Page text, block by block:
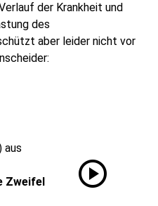
der Krankheit und
des
aber leider nicht vor
aus
Zweifel
play_circle